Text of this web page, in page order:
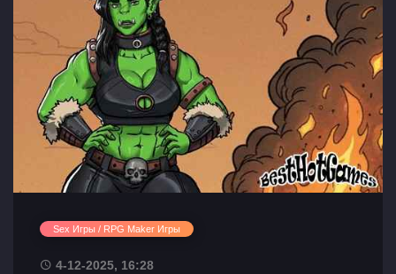
Sex Игры / RPG Maker Игры
4-12-2025, 16:28